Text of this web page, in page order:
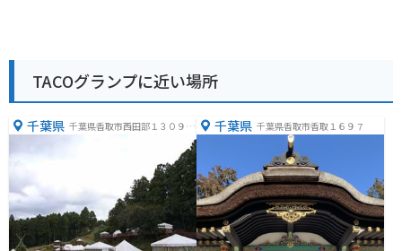
TACOグランプに近い場所
千葉県 千葉県香取市西田部１３０９
千葉県 千葉県香取市香取１６９７